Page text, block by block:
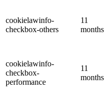
cookielawinfo-
checkbox-others
11
months
cookielawinfo-
checkbox-
performance
11
months